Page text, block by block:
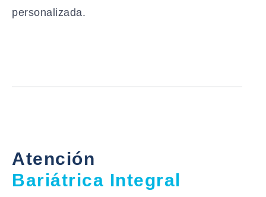
personalizada.
Atención
Bariátrica Integral